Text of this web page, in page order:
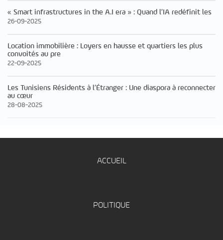
« Smart infrastructures in the A.I era » : Quand l’IA redéfinit les
26-09-2025
Location immobilière : Loyers en hausse et quartiers les plus
convoités au pre
22-09-2025
Les Tunisiens Résidents à l’Étranger : Une diaspora à reconnecter
au cœur
28-08-2025
ACCUEIL
POLITIQUE